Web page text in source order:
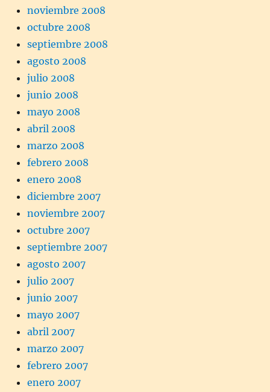
noviembre 2008
octubre 2008
septiembre 2008
agosto 2008
julio 2008
junio 2008
mayo 2008
abril 2008
marzo 2008
febrero 2008
enero 2008
diciembre 2007
noviembre 2007
octubre 2007
septiembre 2007
agosto 2007
julio 2007
junio 2007
mayo 2007
abril 2007
marzo 2007
febrero 2007
enero 2007